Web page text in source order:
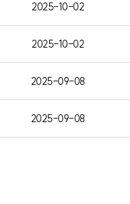
2025-10-02
2025-10-02
2025-09-08
2025-09-08